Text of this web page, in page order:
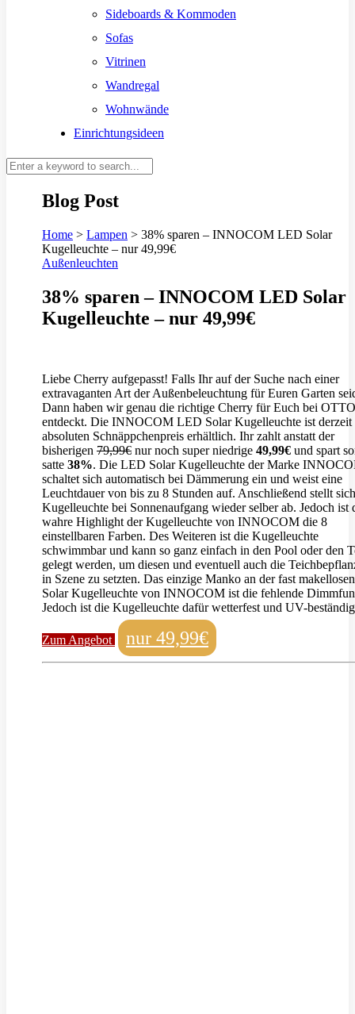
Sideboards & Kommoden
Sofas
Vitrinen
Wandregal
Wohnwände
Einrichtungsideen
Blog Post
Home > Lampen > 38% sparen – INNOCOM LED Solar
Kugelleuchte – nur 49,99€
Außenleuchten
38% sparen – INNOCOM LED Solar
Kugelleuchte – nur 49,99€
Liebe Cherry aufgepasst! Falls Ihr auf der Suche nach einer
extravaganten Art der Außenbeleuchtung für Euren Garten
Dann haben wir genau die richtige Cherry für Euch bei OTTO
entdeckt. Die INNOCOM LED Solar Kugelleuchte ist derzeit
absoluten Schnäppchenpreis erhältlich. Ihr zahlt anstatt der
bisherigen 79,99€ nur noch super niedrige 49,99€ und spart
satte 38%. Die LED Solar Kugelleuchte der Marke
schaltet sich automatisch bei Dämmerung ein und weist eine
Leuchtdauer von bis zu 8 Stunden auf. Anschließend stellt
Kugelleuchte bei Sonnenaufgang wieder selber ab. Jedoch ist
wahre Highlight der Kugelleuchte von INNOCOM die 8
einstellbaren Farben. Des Weiteren ist die Kugelleuchte
schwimmbar und kann so ganz einfach in den Pool oder den
gelegt werden, um diesen und eventuell auch die
in Szene zu setzten. Das einzige Manko an der fast
Solar Kugelleuchte von INNOCOM ist die fehlende
Jedoch ist die Kugelleuchte dafür wetterfest und UV-
Zum Angebot nur 49,99€